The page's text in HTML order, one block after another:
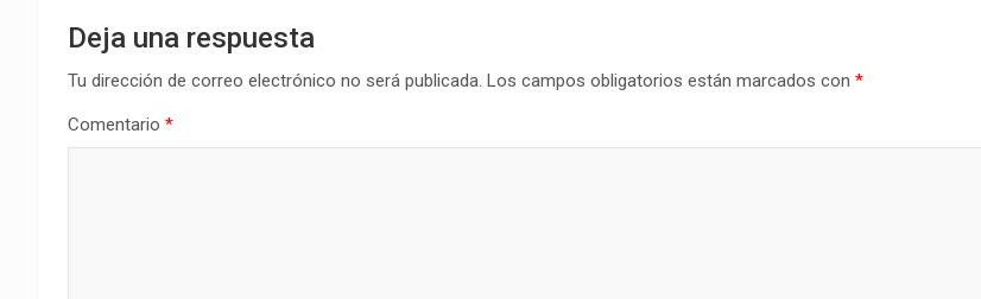
Deja una respuesta
Tu dirección de correo electrónico no será publicada. Los campos obligatorios están marcados con *
Comentario *